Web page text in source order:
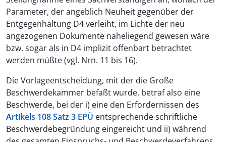
Parameter, der angeblich Neuheit gegenüber der
Entgegenhaltung D4 verleiht, im Lichte der neu
angezogenen Dokumente naheliegend gewesen wäre
bzw. sogar als in D4 implizit offenbart betrachtet
werden müßte (vgl. Nrn. 11 bis 16).
Die Vorlageentscheidung, mit der die Große
Beschwerdekammer befaßt wurde, betraf also eine
Beschwerde, bei der i) eine den Erfordernissen des
Artikels 108 Satz 3 EPÜ entsprechende schriftliche
Beschwerdebegründung eingereicht und ii) während